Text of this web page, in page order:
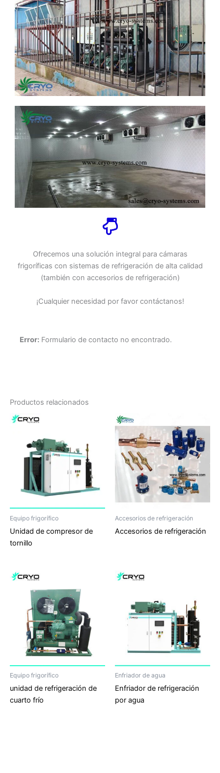
Ofrecemos una solución integral para cámaras
frigoríficas con sistemas de refrigeración de alta calidad
(también con accesorios de refrigeración)
¡Cualquier necesidad por favor contáctanos!
Error: Formulario de contacto no encontrado.
Productos relacionados
Equipo frigorífico
Unidad de compresor de
tornillo
Accesorios de refrigeración
Accesorios de refrigeración
Equipo frigorífico
unidad de refrigeración de
cuarto frío
Enfriador de agua
Enfriador de refrigeración
por agua